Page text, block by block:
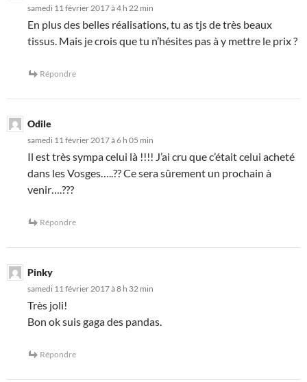
samedi 11 février 2017 à 4 h 22 min
En plus des belles réalisations, tu as tjs de très beaux
tissus. Mais je crois que tu n’hésites pas à y mettre le prix ?
Répondre
Odile
samedi 11 février 2017 à 6 h 05 min
Il est très sympa celui là !!!! J’ai cru que c’était celui acheté
dans les Vosges…..?? Ce sera sûrement un prochain à
venir….???
Répondre
Pinky
samedi 11 février 2017 à 8 h 32 min
Très joli!
Bon ok suis gaga des pandas.
Répondre